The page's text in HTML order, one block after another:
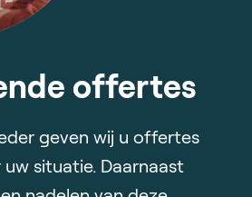
offertes
geven wij u offertes
situatie. Daarnaast